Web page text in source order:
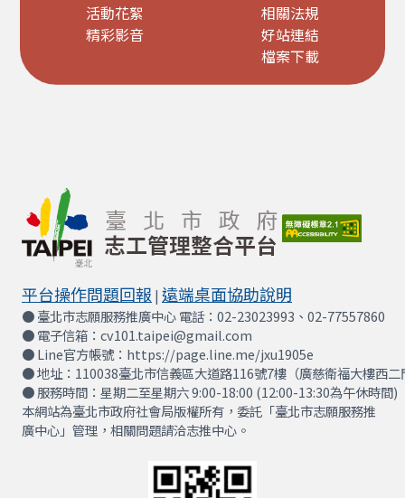
活動花絮
精彩影音
相關法規
好站連結
檔案下載
平台操作問題回報 | 遠端桌面協助說明
● 臺北市志願服務推廣中心 電話：02-23023993、02-77557860
● 電子信箱：cv101.taipei@gmail.com
● Line官方帳號：https://page.line.me/jxu1905e
● 地址：110038臺北市信義區大道路116號7樓（廣慈衛福大樓西二
● 服務時間：星期二至星期六 9:00-18:00 (12:00-13:30為午休時間)
本網站為臺北市政府社會局版權所有，委託「臺北市志願服務推
廣中心」管理，相關問題請洽志推中心。